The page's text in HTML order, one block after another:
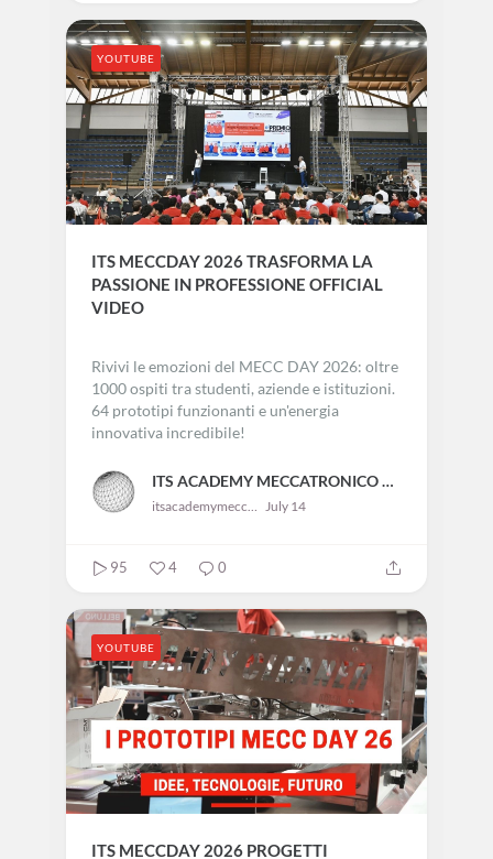
261 4
PASSIONE IN PROFESSIONE OFFICIAL
VIDEO
1000 ospiti tra studenti, aziende e istituzioni.
64 prototipi funzionanti e un'energia
innovativa incredibile!
ITS ACADEMY MECCATRONICO VENETO
YOUTUBE
95 4 0
YOUTUBE